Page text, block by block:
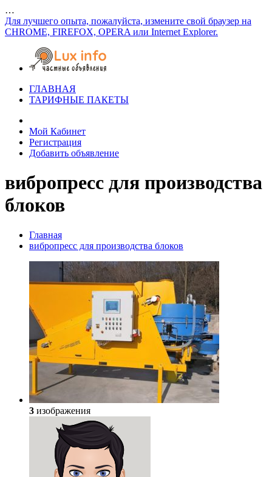
…
Для лучшего опыта, пожалуйста, измените свой браузер на
CHROME, FIREFOX, OPERA или Internet Explorer.
ГЛАВНАЯ
ТАРИФНЫЕ ПАКЕТЫ
Мой Кабинет
Регистрация
Добавить объявление
вибропресс для производства
блоков
Главная
вибропресс для производства блоков
3 изображения